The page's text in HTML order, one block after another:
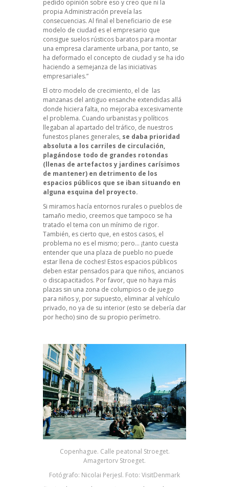
pedido opinión sobre eso y creo que ni la
propia Administración preveía las
consecuencias. Al final el beneficiario de ese
modelo de ciudad es el empresario que
consigue suelos rústicos baratos para montar
una empresa claramente urbana, por tanto, se
ha deformado el concepto de ciudad y se ha ido
haciendo a semejanza de las iniciativas
empresariales.”
El otro modelo de crecimiento, el de las
manzanas del antiguo ensanche extendidas allá
donde hiciera falta, no mejoraba excesivamente
el problema. Cuando urbanistas y políticos
llegaban al apartado del tráfico, de nuestros
funestos planes generales, se daba prioridad
absoluta a los carriles de circulación,
plagándose todo de grandes rotondas
(llenas de artefactos y jardines carísimos
de mantener) en detrimento de los
espacios públicos que se iban situando en
alguna esquina del proyecto.
Si miramos hacía entornos rurales o pueblos de
tamaño medio, creemos que tampoco se ha
tratado el tema con un mínimo de rigor.
También, es cierto que, en estos casos, el
problema no es el mismo; pero… ¡tanto cuesta
entender que una plaza de pueblo no puede
estar llena de coches! Estos espacios públicos
deben estar pensados para que niños, ancianos
o discapacitados. Por favor, que no haya más
plazas sin una zona de columpios o de juego
para niños y, por supuesto, eliminar al vehículo
privado, no ya de su interior (esto se debería dar
por hecho) sino de su propio perímetro.
Copenhague. Calle peatonal Stroeget.
Amagertorv Stroeget.
Fotógrafo: Nicolai Perjesl. Foto: VisitDenmark